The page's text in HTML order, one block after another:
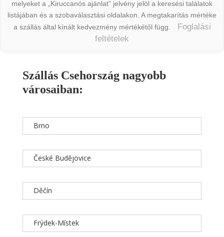
melyeket a „Kiruccanós ajánlat” jelvény jelöl a keresési találatok
listájában és a szobaválasztási oldalakon. A megtakarítás mértéke
a szállás által kínált kedvezmény mértékétől függ.
Foglalási
feltételek
Szállás Csehország nagyobb
városaiban:
Brno
České Budějovice
Děčín
Frýdek-Místek